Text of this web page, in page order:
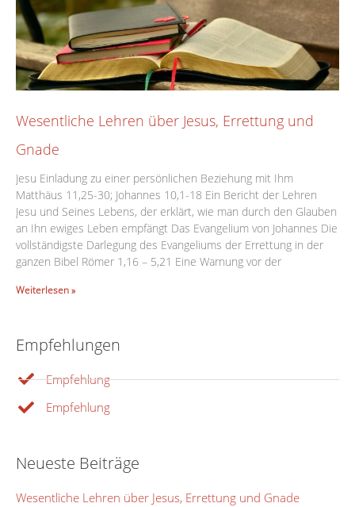
Wesentliche Lehren über Jesus, Errettung und
Gnade
Jesu Einladung zu einer persönlichen Beziehung mit Ihm
Matthäus 11,25-30; Johannes 10,1-18 Ein Bericht der Lehren
Jesu und Seines Lebens, der erklärt, wie man durch den Glauben
an Ihn ewiges Leben empfängt Das Evangelium von Johannes Die
vollständigste Darlegung des Evangeliums der Errettung in der
ganzen Bibel Römer 1,16 – 5,21 Eine Warnung vor der
Weiterlesen »
Empfehlungen
Empfehlung
Empfehlung
Neueste Beiträge
Wesentliche Lehren über Jesus, Errettung und Gnade